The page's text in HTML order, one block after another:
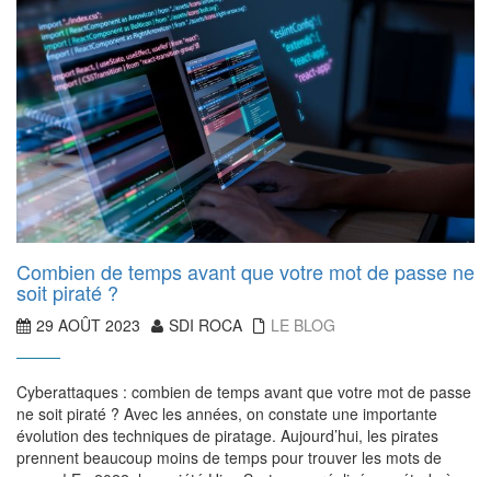
Combien de temps avant que votre mot de passe ne
soit piraté ?
29 AOÛT 2023 SDI ROCA LE BLOG
Cyberattaques : combien de temps avant que votre mot de passe
ne soit piraté ? Avec les années, on constate une importante
évolution des techniques de piratage. Aujourd’hui, les pirates
prennent beaucoup moins de temps pour trouver les mots de